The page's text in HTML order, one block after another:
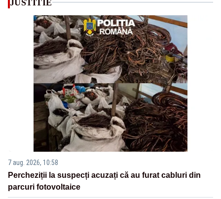
JUSTITIE
7 aug. 2026, 10:58
Percheziții la suspecți acuzați că au furat cabluri din
parcuri fotovoltaice